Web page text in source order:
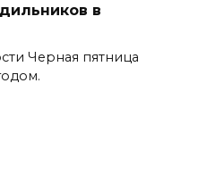
в
Черная пятница